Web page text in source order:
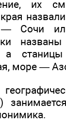
их
Сочи
а
море —